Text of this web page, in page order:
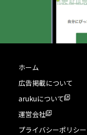
ホーム
広告掲載について
arukuについて
運営会社
プライバシーポリシー